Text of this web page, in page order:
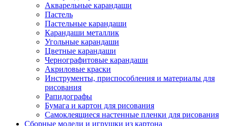
Акварельные карандаши
Пастель
Пастельные карандаши
Карандаши металлик
Угольные карандаши
Цветные карандаши
Чернографитовые карандаши
Акриловые краски
Инструменты, приспособления и материалы для
рисования
Рапидографы
Бумага и картон для рисования
Самоклеящиеся настенные пленки для рисования
Сборные модели и игрушки из картона